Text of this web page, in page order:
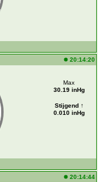
20:14:20
Max
30.19 inHg
Stijgend ↑
0.010 inHg
20:14:44